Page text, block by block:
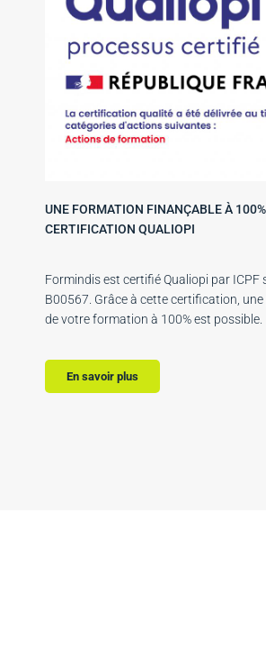
UNE FORMATION FINANÇABLE À
CERTIFICATION QUALIOPI
Formindis est certifié Qualiopi par ICPF
B00567. Grâce à cette certification,
de votre formation à 100% est possible.
En savoir plus